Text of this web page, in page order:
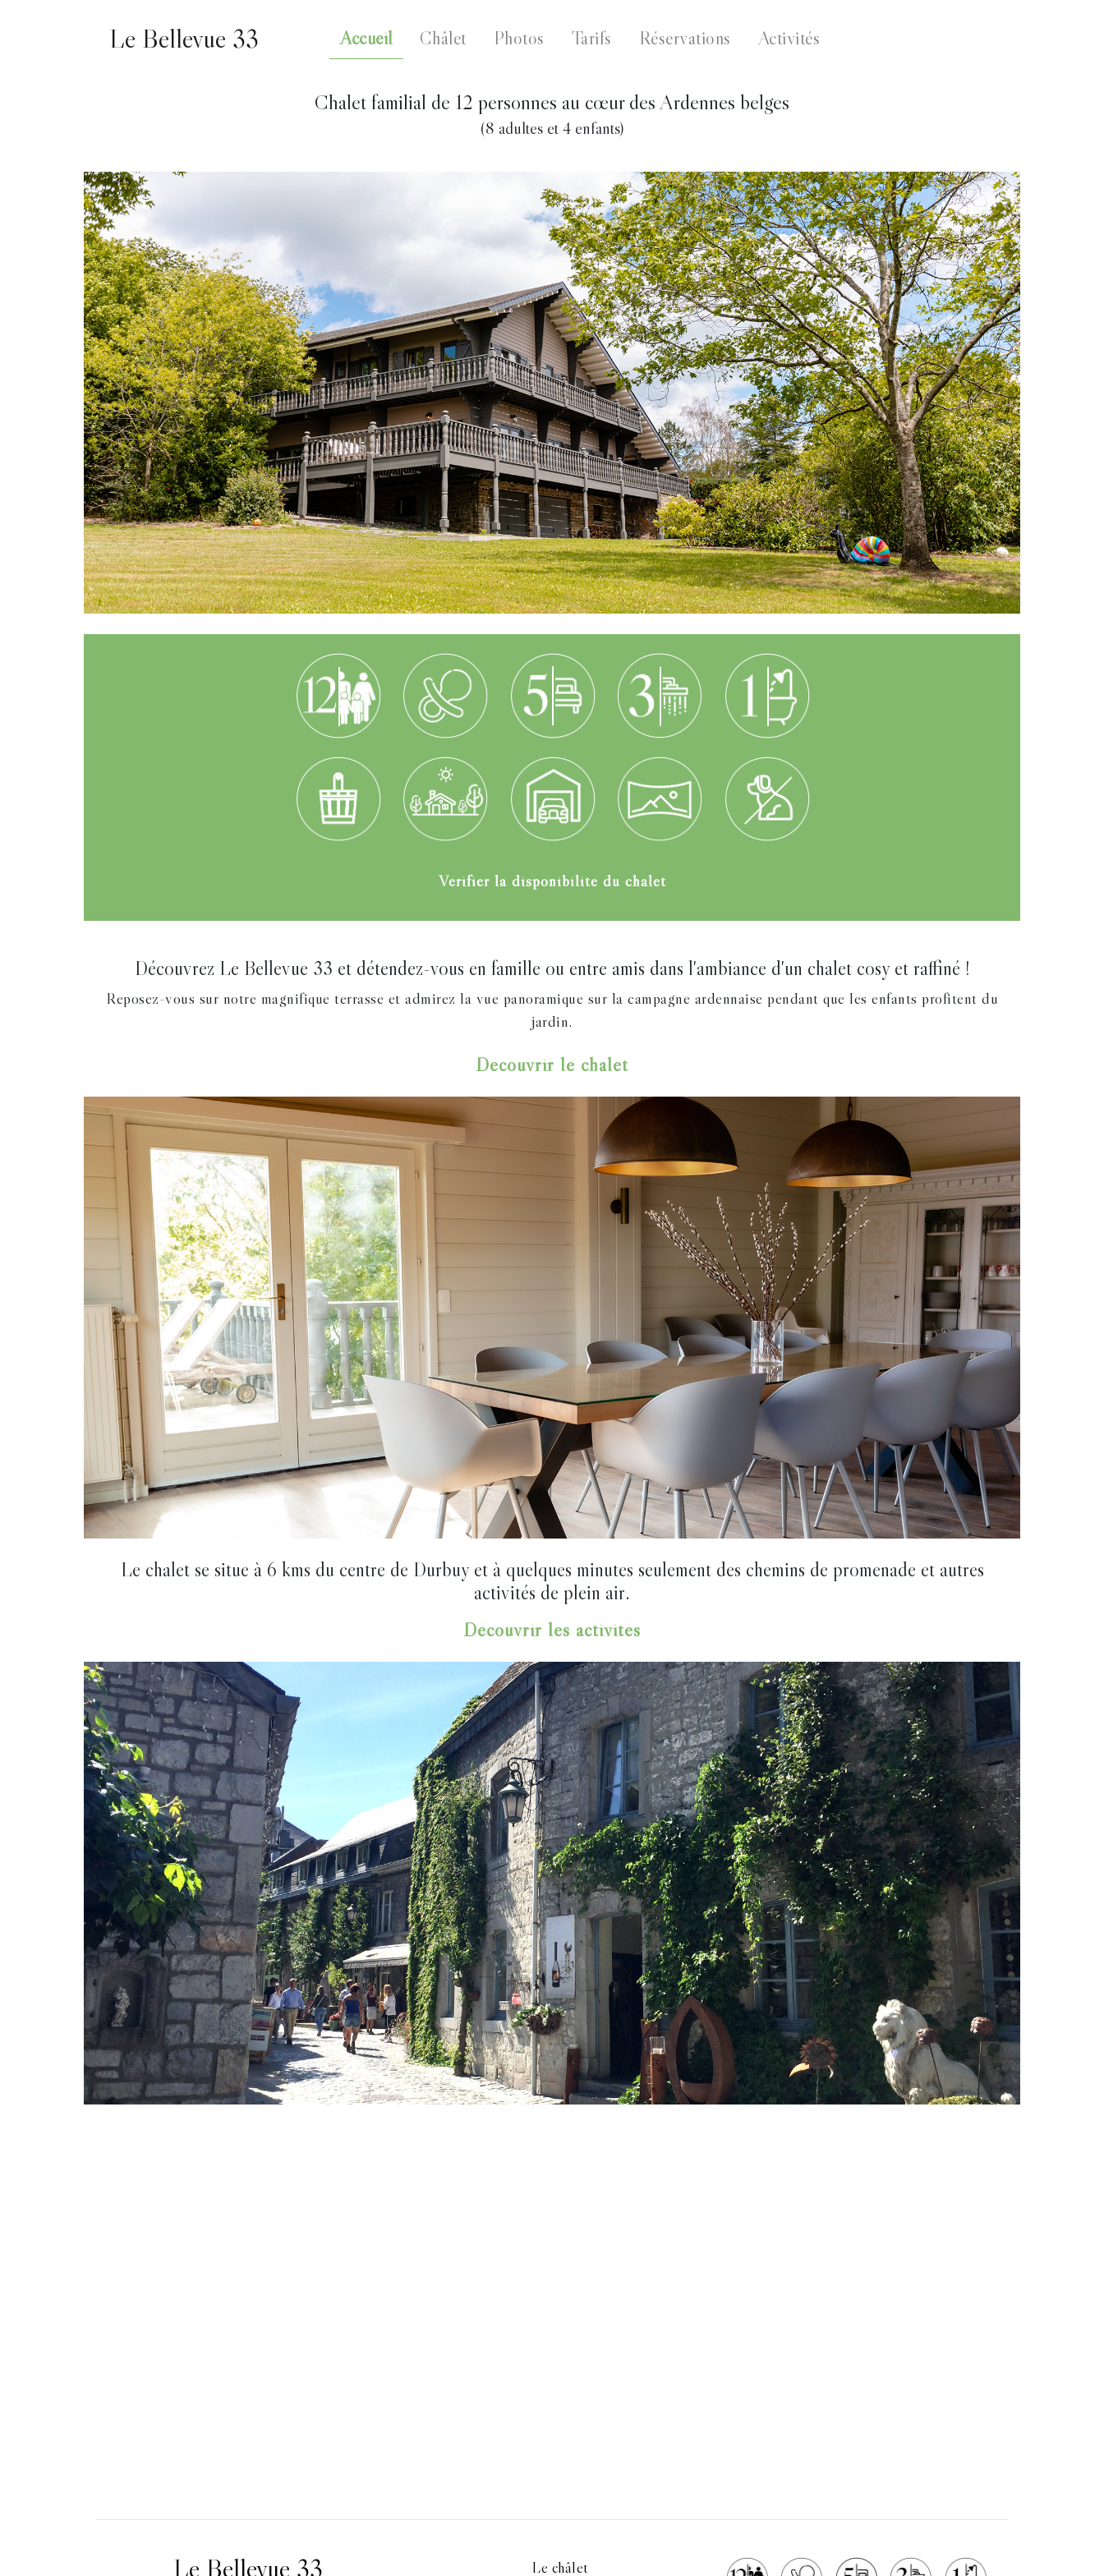
Le Bellevue 33 Accueil Châlet Photos Tarifs Réservations Activités
Chalet familial de 12 personnes au cœur des Ardennes belges
(8 adultes et 4 enfants)
Vérifier la disponibilité du chalet
Découvrez Le Bellevue 33 et détendez-vous en famille ou entre amis dans l'ambiance d'un chalet cosy et raffiné !
Reposez-vous sur notre magnifique terrasse et admirez la vue panoramique sur la campagne ardennaise pendant que les enfants profitent du
jardin.
Découvrir le chalet
Le chalet se situe à 6 kms du centre de Durbuy et à quelques minutes seulement des chemins de promenade et autres
activités de plein air.
Découvrir les activités
Le Bellevue 33 Le châlet